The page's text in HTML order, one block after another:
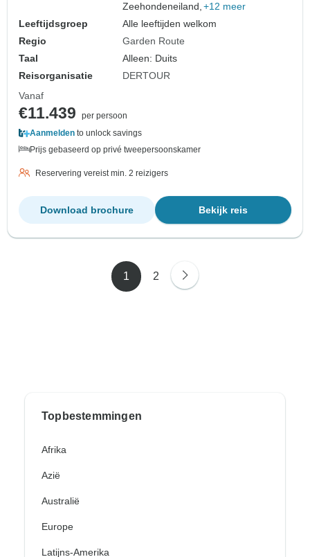
Zeehondeneiland, +12 meer
Leeftijdsgroep
Alle leeftijden welkom
Regio
Garden Route
Taal
Alleen: Duits
Reisorganisatie
DERTOUR
Vanaf
€11.439
per persoon
Aanmelden to unlock savings
Prijs gebaseerd op privé tweepersoonskamer
Reservering vereist min. 2 reizigers
Bekijk reis
Download brochure
1 2
Topbestemmingen
Afrika
Azië
Australië
Europe
Latijns-Amerika